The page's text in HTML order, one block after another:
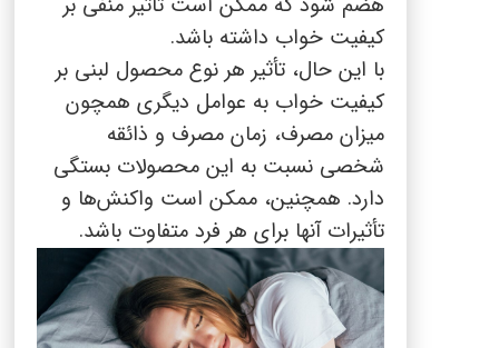
کیفیت خواب داشته باشد.
با این حال، تأثیر هر نوع محصول لبنی بر
کیفیت خواب به عوامل دیگری همچون
میزان مصرف، زمان مصرف و ذائقه
شخصی نسبت به این محصولات بستگی
دارد. همچنین، ممکن است واکنش‌ها و
تأثیرات آنها برای هر فرد متفاوت باشد.